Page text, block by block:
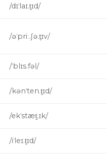
/dɪˈlaɪ.t̬ɪd/
/əˈpriː.ʃə.t̬ɪv/
/ˈblɪs.fəl/
/kənˈten.t̬ɪd/
/ekˈstæt̬.ɪk/
/iˈleɪ.t̬ɪd/